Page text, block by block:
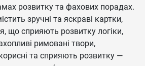
розвитку та фахових порадах.
зручні та яскраві картки,
що сприяють розвитку логіки,
римовані твори,
та сприяють розвитку —